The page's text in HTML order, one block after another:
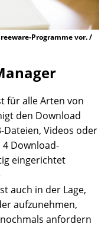
Programme vor. /
für alle Arten von
den Download
Videos oder
4 Download-
eingerichtet
auch in der Lage,
aufzunehmen,
anfordern